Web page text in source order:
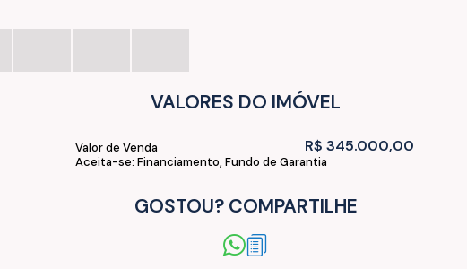
VALORES DO IMÓVEL
R$ 345.000,00
Valor de Venda
Aceita-se: Financiamento, Fundo de Garantia
GOSTOU? COMPARTILHE